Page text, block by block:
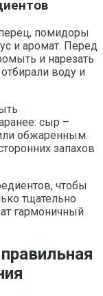
помидоры
и аромат. Перед
и нарезать
воду и
сыр –
обжаренным.
запахов
чтобы
тщательно
гармоничный